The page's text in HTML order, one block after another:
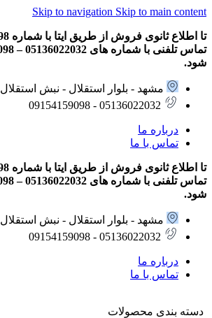
Skip to navigation Skip to main content
شود.
مشهد - بلوار استقلال - نبش استقلال 7 - پلاک 37
05136022032 - 09154159098
درباره ما
تماس با ما
شود.
مشهد - بلوار استقلال - نبش استقلال 7 - پلاک 37
05136022032 - 09154159098
درباره ما
تماس با ما
دسته بندی محصولات